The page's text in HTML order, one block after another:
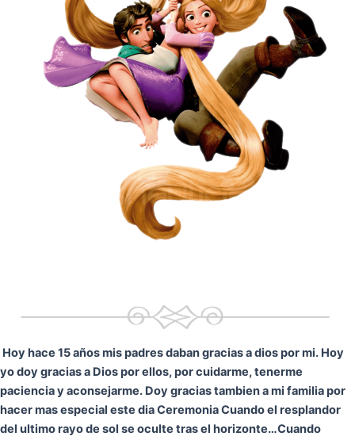
Hoy hace 15 años mis padres daban gracias a dios por mi. Hoy
yo doy gracias a Dios por ellos, por cuidarme, tenerme
paciencia y aconsejarme. Doy gracias tambien a mi familia por
hacer mas especial este dia CeremoniaCuando el resplandor
del ultimo rayo de sol se oculte tras el horizonte…Cuando